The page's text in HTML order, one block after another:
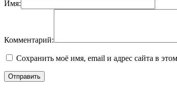
Имя:
Комментарий:
Сохранить моё имя, email и адрес сайта в